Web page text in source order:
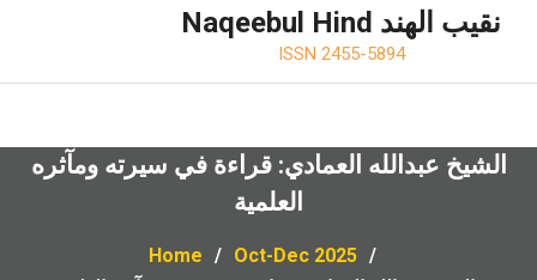
Naqeebul Hind نقيب الهند
ISSN 2455-5894
الشيخ عبدالله العمادي: قراءة في سيرته ومآثره
العلمية
Home
Oct-Dec 2025